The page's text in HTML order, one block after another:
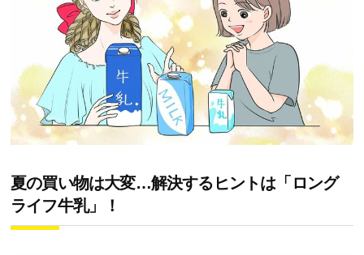
夏の買い物は大変…解決するヒントは「ロング
ライフ牛乳」！